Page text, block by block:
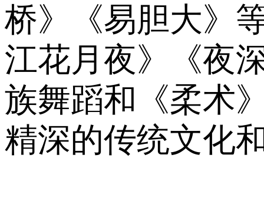
桥》《易胆大》
江花月夜》《夜
族舞蹈和《柔术
精深的传统文化